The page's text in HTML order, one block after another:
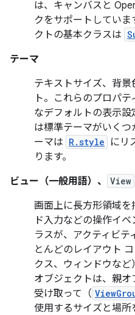
は、キャンバスと
クをサポートしていま
クトの基本クラスは
テーマ
テキストサイズ、背
ト。これらのプロパ
なデフォルトの表示設
は標準テーマがいく
ーマは R.style にリ
ります。
ビュー（一般用語）、
View
画面上に長方形領域を
ド入力などの操作イベ
ラスが、アクティビ
とんどのレイアウト
クス、ウィンドウなど
オブジェクトは、親
受け取って（
使用するサイズと場